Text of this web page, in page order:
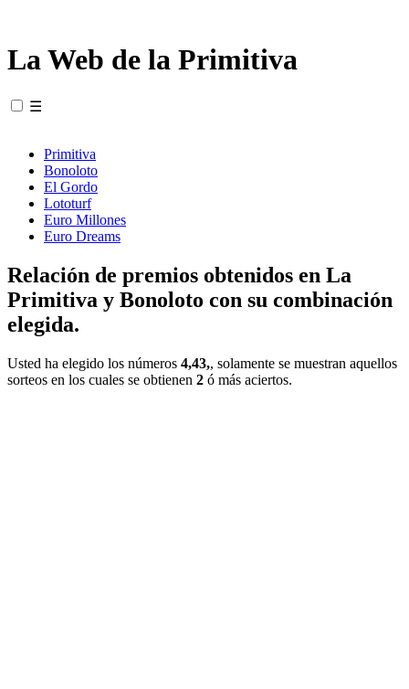
La Web de la Primitiva
☰
Primitiva
Bonoloto
El Gordo
Lototurf
Euro Millones
Euro Dreams
Relación de premios obtenidos en La
Primitiva y Bonoloto con su combinación
elegida.
Usted ha elegido los números 4,43,, solamente se muestran aquellos
sorteos en los cuales se obtienen 2 ó más aciertos.